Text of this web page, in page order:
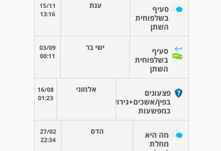
סעיף
בשלפוחית
השתן
ענת
15/11
13:16
סעיף
בשלפוחית
השתן
ישי בר
03/09
00:11
פצעונים
בפין/אשכים+גירודים
במפשעות
אלמוני
16/08
01:23
מה היא
מחלת
הדס
27/02
22:34